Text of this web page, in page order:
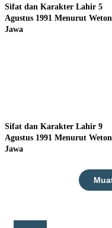
Sifat dan Karakter Lahir 5
Agustus 1991 Menurut Weton
Jawa
Sifat dan Karakter Lahir 9
Agustus 1991 Menurut Weton
Jawa